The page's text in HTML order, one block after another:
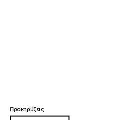
Προκηρύξεις